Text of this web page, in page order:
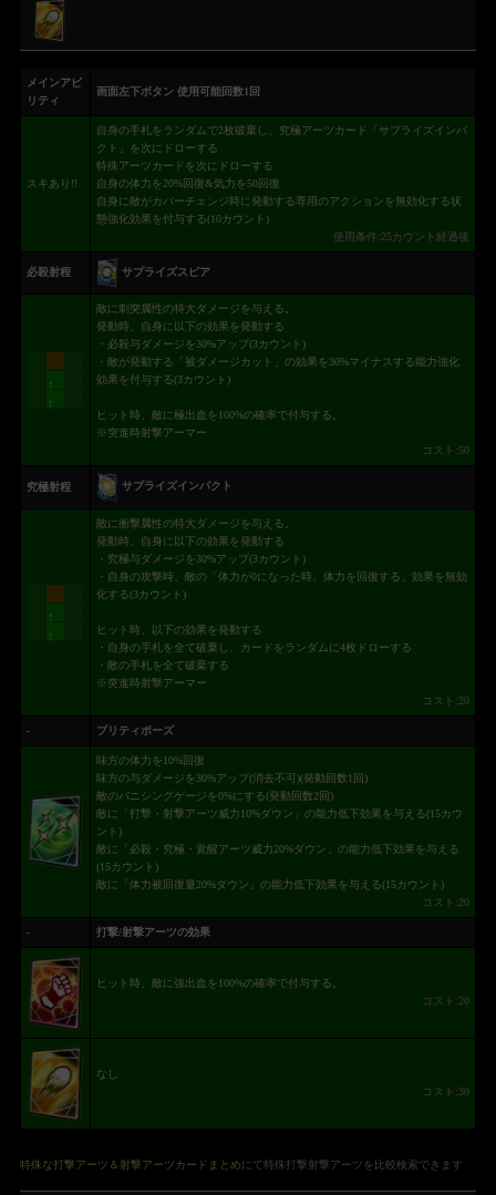
メインアビ
リティ
画面左下ボタン 使用可能回数1回
スキあり!!
自身の手札をランダムで2枚破棄し、究極アーツカード「サプライズインパ
クト」を次にドローする
特殊アーツカードを次にドローする
自身の体力を20%回復&気力を50回復
自身に敵がカバーチェンジ時に発動する専用のアクションを無効化する状
態強化効果を付与する(10カウント)
使用条件:25カウント経過後
必殺射程 サプライズスピア
↑
↑
敵に刺突属性の特大ダメージを与える。
発動時、自身に以下の効果を発動する
・必殺与ダメージを30%アップ(3カウント)
・敵が発動する「被ダメージカット」の効果を30%マイナスする能力強化
効果を付与する(3カウント)
ヒット時、敵に極出血を100%の確率で付与する。
※突進時射撃アーマー
コスト:50
究極射程 サプライズインパクト
↑
↑
敵に衝撃属性の特大ダメージを与える。
発動時、自身に以下の効果を発動する
・究極与ダメージを30%アップ(3カウント)
・自身の攻撃時、敵の「体力が0になった時、体力を回復する」効果を無効
化する(3カウント)
ヒット時、以下の効果を発動する
・自身の手札を全て破棄し、カードをランダムに4枚ドローする
・敵の手札を全て破棄する
※突進時射撃アーマー
コスト:20
- プリティポーズ
味方の体力を10%回復
味方の与ダメージを30%アップ(消去不可)(発動回数1回)
敵のバニシングゲージを0%にする(発動回数2回)
敵に「打撃・射撃アーツ威力10%ダウン」の能力低下効果を与える(15カウ
ント)
敵に「必殺・究極・覚醒アーツ威力20%ダウン」の能力低下効果を与える
(15カウント)
敵に「体力被回復量20%ダウン」の能力低下効果を与える(15カウント)
コスト:20
- 打撃/射撃アーツの効果
ヒット時、敵に強出血を100%の確率で付与する。
コスト:20
なし
コスト:30
特殊な打撃アーツ＆射撃アーツカードまとめにて特殊打撃射撃アーツを比較検索できます